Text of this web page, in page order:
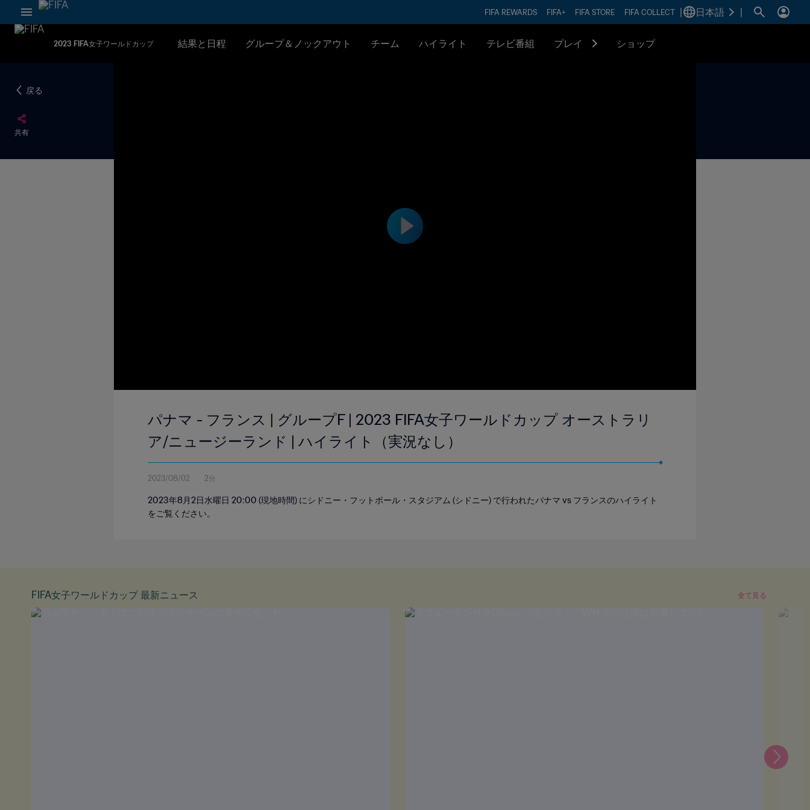
FIFA REWARDS FIFA+ FIFA STORE FIFA COLLECT 日本語
2023 FIFA女子ワールドカップ 結果と日程 グループ＆ノックアウト チーム ハイライト テレビ番組 プレイ ショップ
戻る
共有
パナマ - フランス | グループF | 2023 FIFA女子ワールドカップ オーストラリ
ア/ニュージーランド | ハイライト（実況なし）
2023/08/02 2分
2023年8月2日水曜日 20:00 (現地時間) にシドニー・フットボール・スタジアム (シドニー) で行われたパナマ vs フランスのハイライト
をご覧ください。
FIFA女子ワールドカップ 最新ニュース 全て見る
次